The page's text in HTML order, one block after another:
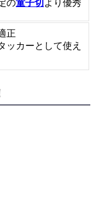
の童子切 より優秀
正
ッカーとして使え